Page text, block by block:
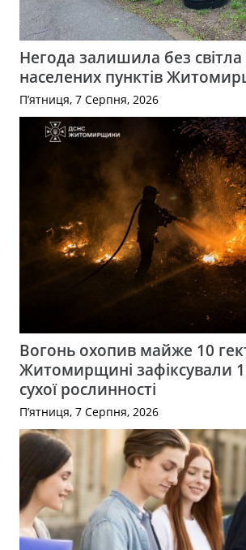
Негода залишила без світла
населених пунктів
П’ятниця, 7 Серпня, 2026
Вогонь охопив майже 10
Житомирщині зафіксували
сухої рослинності
П’ятниця, 7 Серпня, 2026